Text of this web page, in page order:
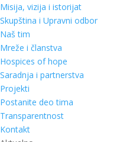
Misija, vizija i istorijat
Skupština i Upravni odbor
Naš tim
Mreže i članstva
Hospices of hope
Saradnja i partnerstva
Projekti
Postanite deo tima
Transparentnost
Kontakt